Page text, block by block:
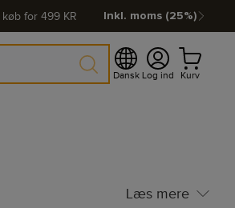
køb for 499 KR Inkl. moms (25%)
Dansk Log ind Kurv
Læs mere